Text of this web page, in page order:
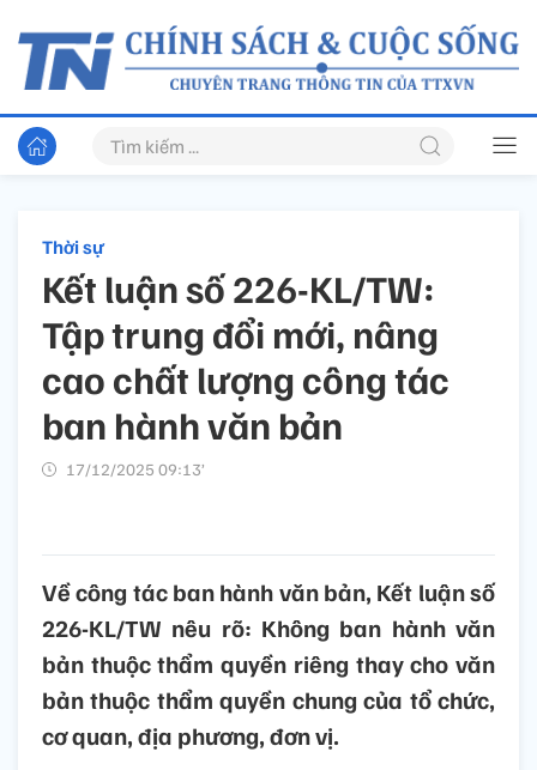
Thời sự
Kết luận số 226-KL/TW:
Tập trung đổi mới, nâng
cao chất lượng công tác
ban hành văn bản
17/12/2025 09:13’
Về công tác ban hành văn bản, Kết luận số
226-KL/TW nêu rõ: Không ban hành văn
bản thuộc thẩm quyền riêng thay cho văn
bản thuộc thẩm quyền chung của tổ chức,
cơ quan, địa phương, đơn vị.